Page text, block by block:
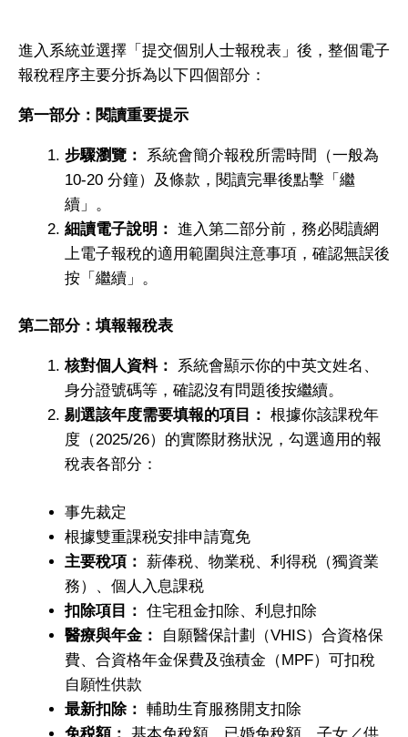
進入系統並選擇「提交個別人士報稅表」後，整個電子
報稅程序主要分拆為以下四個部分：
第一部分：閱讀重要提示
步驟瀏覽：
系統會簡介報稅所需時間（一般為
10-20 分鐘）及條款，閱讀完畢後點擊「繼
續」。
細讀電子說明： 進入第二部分前，務必閱讀網
上電子報稅的適用範圍與注意事項，確認無誤後
按「繼續」。
第二部分：填報報稅表
核對個人資料：
系統會顯示你的中英文姓名、
身分證號碼等，確認沒有問題後按繼續。
剔選該年度需要填報的項目： 根據你該課稅年
度（2025/26）的實際財務狀況，勾選適用的報
稅表各部分：
事先裁定
根據雙重課税安排申請寬免
主要稅項： 薪俸税、物業税、利得税（獨資業
務）、個人入息課税
扣除項目： 住宅租金扣除、利息扣除
醫療與年金：
自願醫保計劃（VHIS）合資格保
費、合資格年金保費及強積金（MPF）可扣稅
自願性供款
最新扣除： 輔助生育服務開支扣除